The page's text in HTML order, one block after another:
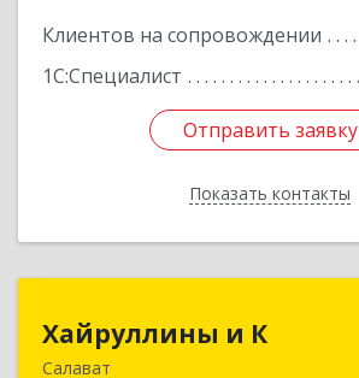
Клиентов на сопровождении
1С:Специалист
Отправить заявку
Показать контакты
Отправить заявку
Назад
Хайруллины и К
Салават